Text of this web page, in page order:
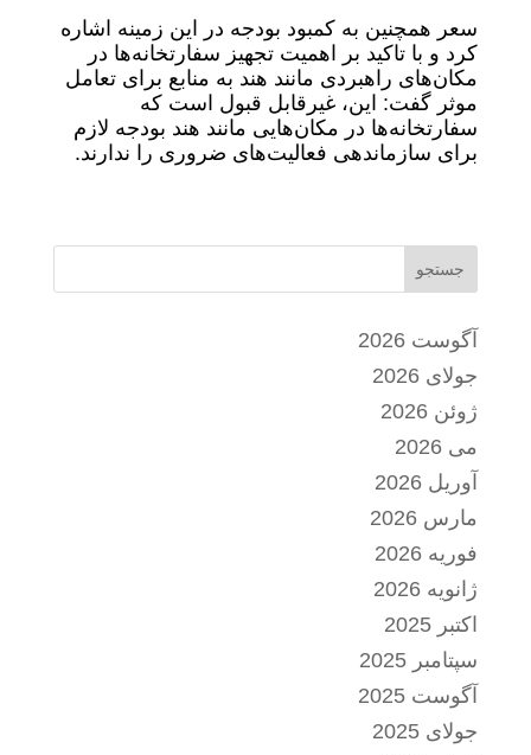
سعر همچنین به کمبود بودجه در این زمینه اشاره
کرد و با تاکید بر اهمیت تجهیز سفارتخانه‌ها در
مکان‌های راهبردی مانند هند به منابع برای تعامل
موثر گفت: این، غیرقابل قبول است که
سفارتخانه‌ها در مکان‌هایی مانند هند بودجه لازم
برای سازماندهی فعالیت‌های ضروری را ندارند.
جستجو
آگوست 2026
جولای 2026
ژوئن 2026
می 2026
آوریل 2026
مارس 2026
فوریه 2026
ژانویه 2026
اکتبر 2025
سپتامبر 2025
آگوست 2025
جولای 2025